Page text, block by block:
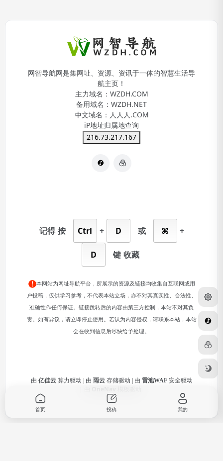
网智导航网是集网址、资源、资讯于一体的智慧生活导
航主页！
主力域名： WZDH.COM
备用域名： WZDH.NET
中文域名： 人人人.COM
iP地址归属地查询
216.73.217.167
记得 按 Ctrl + D 或 ⌘ +
D 键 收藏
本网站为网址导航平台，所展示的资源及链接均收集自互联网或用
户投稿，仅供学习参考，不代表本站立场，亦不对其真实性、合法性、
准确性作任何保证。链接跳转后的内容由第三方控制，本站不对其负
责。如有异议，请立即停止使用。若认为内容侵权，请联系本站，本站
会在收到信息后尽快给予处理。
由 亿佳云 算力驱动 | 由 雨云 存储驱动 | 由 雷池WAF 安全驱动
首页 投稿 我的